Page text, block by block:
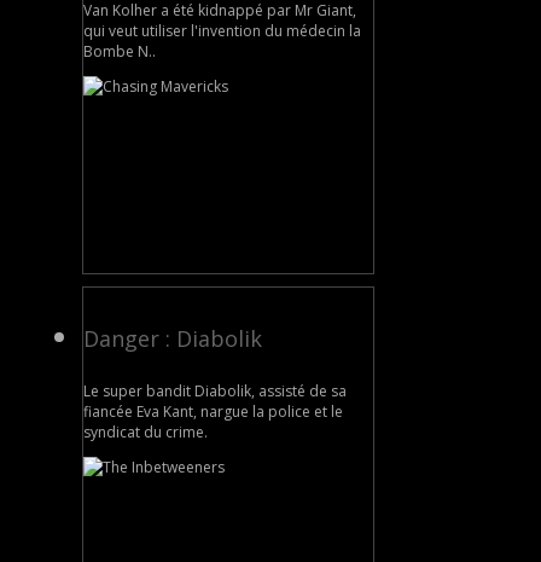
Van Kolher a été kidnappé par Mr Giant,
qui veut utiliser l'invention du médecin la
Bombe N..
Danger : Diabolik
Le super bandit Diabolik, assisté de sa
fiancée Eva Kant, nargue la police et le
syndicat du crime.